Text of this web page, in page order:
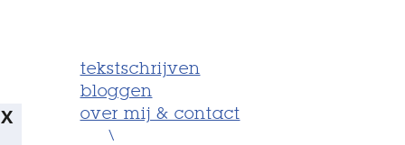
tekstschrijven
bloggen
over mij & contact
\
X